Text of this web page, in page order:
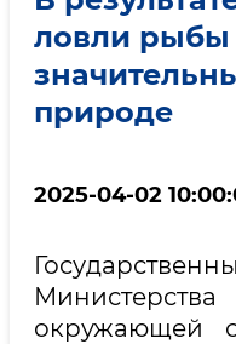
ловли рыбы
природе
2025-04-02
окружающей